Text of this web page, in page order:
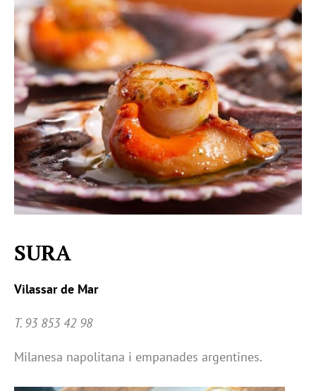
SURA
Vilassar de Mar
T. 93 853 42 98
Milanesa napolitana i empanades argentines.